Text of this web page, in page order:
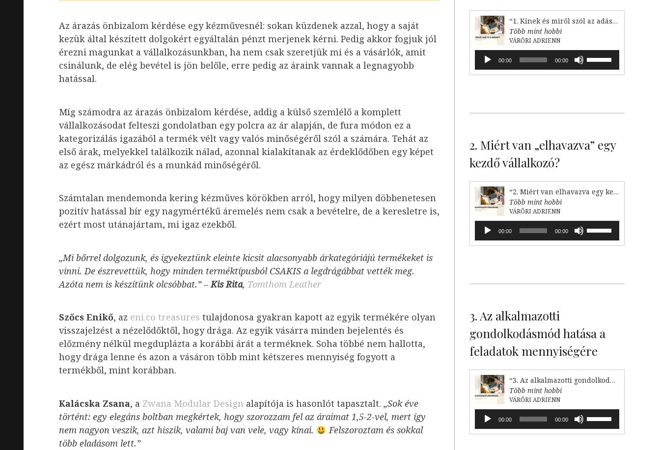
Az árazás önbizalom kérdése egy kézművesnél: sokan küzdenek azzal, hogy a saját
kezük által készített dolgokért egyáltalán pénzt merjenek kérni. Pedig akkor fogjuk jól
érezni magunkat a vállalkozásunkban, ha nem csak szeretjük mi és a vásárlók, amit
csinálunk, de elég bevétel is jön belőle, erre pedig az áraink vannak a legnagyobb
hatással.
Míg számodra az árazás önbizalom kérdése, addig a külső szemlélő a komplett
vállalkozásodat felteszi gondolatban egy polcra az ár alapján, de fura módon ez a
kategorizálás igazából a termék vélt vagy valós minőségéről szól a számára. Tehát az
első árak, melyekkel találkozik nálad, azonnal kialakítanak az érdeklődőben egy képet
az egész márkádról és a munkád minőségéről.
Számtalan mendemonda kering kézműves körökben arról, hogy milyen döbbenetesen
pozitív hatással bír egy nagymértékű áremelés nem csak a bevételre, de a keresletre is,
ezért most utánajártam, mi igaz ezekből.
„Mi bőrrel dolgozunk, és igyekeztünk eleinte kicsit alacsonyabb árkategóriájú termékeket is
vinni. De észrevettük, hogy minden terméktípusból CSAKIS a legdrágábbat vették meg.
Azóta nem is készítünk olcsóbbat.” –Kis Rita, Tomthom Leather
Szőcs Enikő, az eni.co treasures tulajdonosa gyakran kapott az egyik termékére olyan
visszajelzést a nézelődőktől, hogy drága. Az egyik vásárra minden bejelentés és
előzmény nélkül megduplázta a korábbi árát a terméknek. Soha többé nem hallotta,
hogy drága lenne és azon a vásáron több mint kétszeres mennyiség fogyott a
termékből, mint korábban.
Kalácska Zsana, a Zwana Modular Design alapítója is hasonlót tapasztalt. „Sok éve
történt: egy elegáns boltban megkértek, hogy szorozzam fel az áraimat 1,5-2-vel, mert így
nem nagyon veszik, azt hiszik, valami baj van vele, vagy kínai.
Felszoroztam és sokkal
több eladásom lett.”
“1. Kinek és miről szól az adás?”
Több mint hobbi
VÁRŐRI ADRIENN
Audió
lejátszó00:00 00:00
hangerő
növeléséhez,
Fel/Le
használni.
2. Miért van „elhavazva” egy
kezdő vállalkozó?
“2. Miért van elhavazva egy kezdő vállalkozó?”
Több mint hobbi
VÁRŐRI ADRIENN
Audió
lejátszó00:00 00:00
hangerő
növeléséhez,
Fel/Le
3. Az alkalmazotti
gondolkodásmód hatása a
feladatok mennyiségére
“3. Az alkalmazotti gondolkodásmód hatása a feladataink mennyiségére”
Több mint hobbi
VÁRŐRI ADRIENN
Audió
lejátszó00:00 00:00
hangerő
növeléséhez,